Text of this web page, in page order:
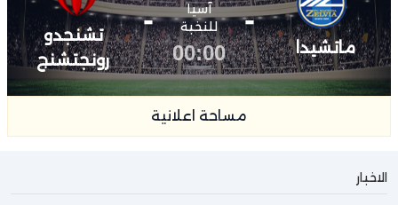
ماتشيدا
-
آسيا
للنخبة
00:00
-
تشنجدو
رونجتشنج
مساحة اعلانية
الاخبار